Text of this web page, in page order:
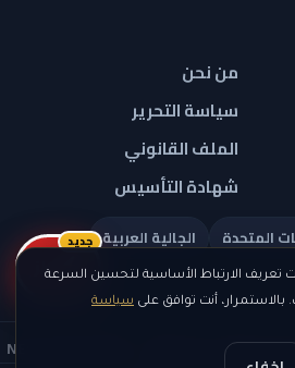
تعريف الارتباط الأساسية لتحسين السرعة
أنت توافق على سياسة
من نحن
سياسة التحرير
الملف القانوني
شهادة التأسيس
المتحدة
الجالية العربية
— جميع الحقوق محفوظة — NEW YORK NEWS
ريلز
جديد